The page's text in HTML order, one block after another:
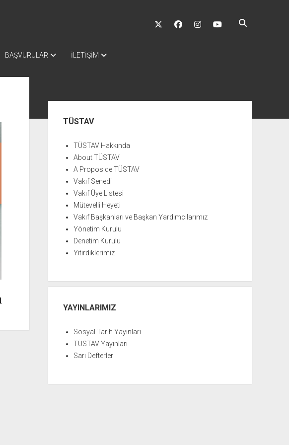
twitter facebookinstagramyoutube
BAŞVURULAR İLETİŞİM
MenüTÜSTAV
TÜSTAV Hakkında
About TÜSTAV
A Propos de TÜSTAV
Vakıf Senedi
Vakıf Üye Listesi
Mütevelli Heyeti
Vakıf Başkanları ve Başkan Yardımcılarımız
Yönetim Kurulu
Denetim Kurulu
Yitirdiklerimiz
YAYINLARIMIZ
Sosyal Tarih Yayınları
TÜSTAV Yayınları
Sarı Defterler